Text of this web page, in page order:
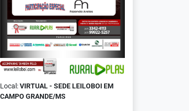
Local:VIRTUAL - SEDE LEILOBOI EM
CAMPO GRANDE/MS